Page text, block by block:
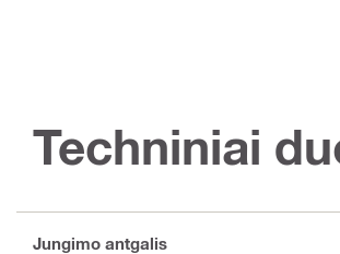
Techniniai
Jungimo antgalis